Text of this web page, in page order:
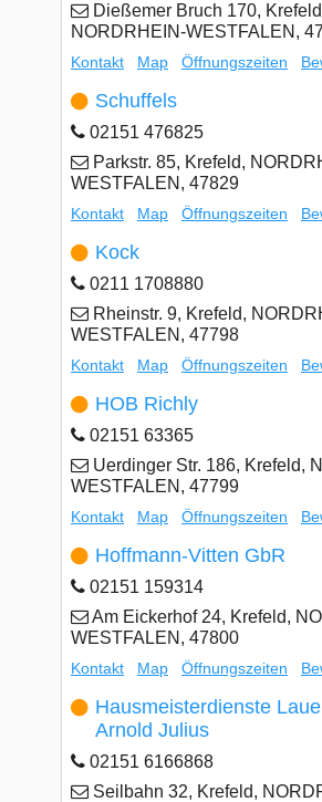
Dießemer Bruch 170,
NORDRHEIN-WESTFALEN,
Kontakt Map Öffnungszeiten
Schuffels
02151 476825
Parkstr. 85, Krefeld,
WESTFALEN, 47829
Kontakt Map Öffnungszeiten
Kock
0211 1708880
Rheinstr. 9, Krefeld,
WESTFALEN, 47798
Kontakt Map Öffnungszeiten
HOB Richly
02151 63365
Uerdinger Str. 186, Krefeld,
WESTFALEN, 47799
Kontakt Map Öffnungszeiten
Hoffmann-Vitten GbR
02151 159314
Am Eickerhof 24, Krefeld,
WESTFALEN, 47800
Kontakt Map Öffnungszeiten
Hausmeisterdienste
Arnold Julius
02151 6166868
Seilbahn 32, Krefeld,